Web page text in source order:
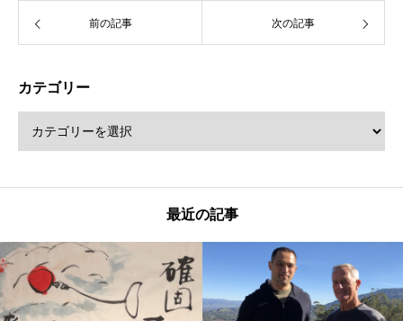
前の記事 次の記事
カテゴリー
最近の記事